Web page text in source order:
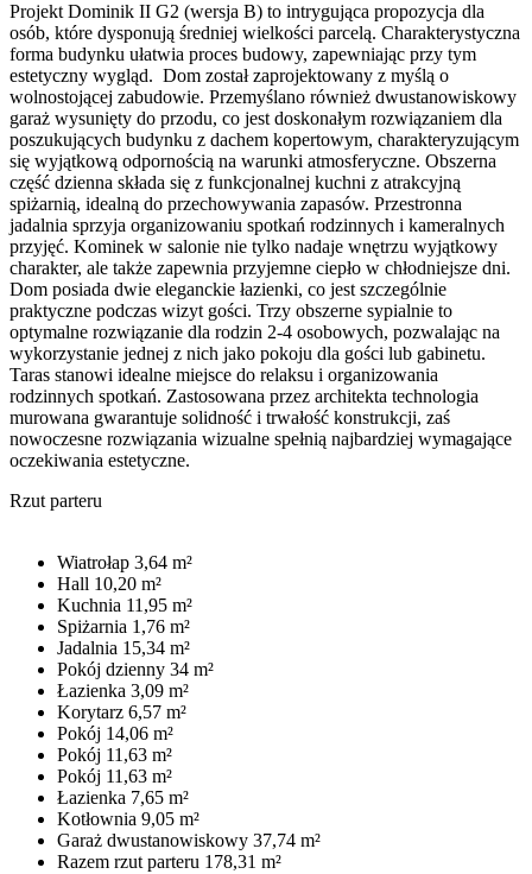
Projekt Dominik II G2 (wersja B) to intrygująca propozycja dla
osób, które dysponują średniej wielkości parcelą. Charakterystyczna
forma budynku ułatwia proces budowy, zapewniając przy tym
estetyczny wygląd. Dom został zaprojektowany z myślą o
wolnostojącej zabudowie. Przemyślano również dwustanowiskowy
garaż wysunięty do przodu, co jest doskonałym rozwiązaniem dla
poszukujących budynku z dachem kopertowym, charakteryzującym
się wyjątkową odpornością na warunki atmosferyczne. Obszerna
część dzienna składa się z funkcjonalnej kuchni z atrakcyjną
spiżarnią, idealną do przechowywania zapasów. Przestronna
jadalnia sprzyja organizowaniu spotkań rodzinnych i kameralnych
przyjęć. Kominek w salonie nie tylko nadaje wnętrzu wyjątkowy
charakter, ale także zapewnia przyjemne ciepło w chłodniejsze dni.
Dom posiada dwie eleganckie łazienki, co jest szczególnie
praktyczne podczas wizyt gości. Trzy obszerne sypialnie to
optymalne rozwiązanie dla rodzin 2-4 osobowych, pozwalając na
wykorzystanie jednej z nich jako pokoju dla gości lub gabinetu.
Taras stanowi idealne miejsce do relaksu i organizowania
rodzinnych spotkań. Zastosowana przez architekta technologia
murowana gwarantuje solidność i trwałość konstrukcji, zaś
nowoczesne rozwiązania wizualne spełnią najbardziej wymagające
oczekiwania estetyczne.
Rzut parteru
Wiatrołap 3,64 m²
Hall 10,20 m²
Kuchnia 11,95 m²
Spiżarnia 1,76 m²
Jadalnia 15,34 m²
Pokój dzienny 34 m²
Łazienka 3,09 m²
Korytarz 6,57 m²
Pokój 14,06 m²
Pokój 11,63 m²
Pokój 11,63 m²
Łazienka 7,65 m²
Kotłownia 9,05 m²
Garaż dwustanowiskowy 37,74 m²
Razem rzut parteru 178,31 m²